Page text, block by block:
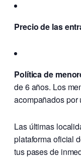
Precio de las
Política de
de 6 años. Los
acompañados por
Las últimas
plataforma oficial
tus pases de